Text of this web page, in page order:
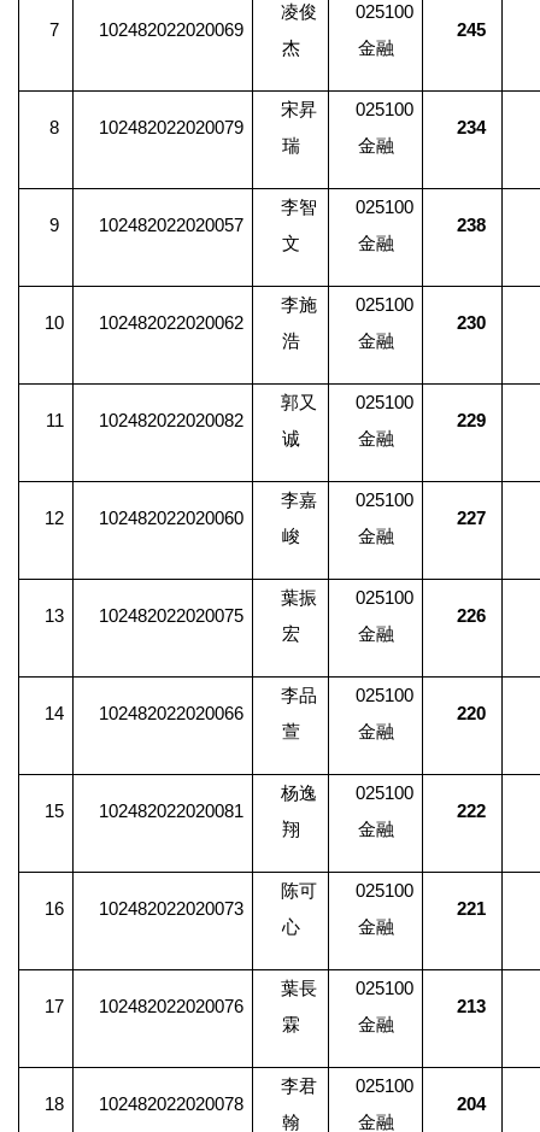
7 102482022020069
凌俊
杰
025100
金融
245
8 102482022020079
宋昇
瑞
025100
金融
234
9 102482022020057
李智
文
025100
金融
238
10 102482022020062
李施
浩
025100
金融
230
11 102482022020082
郭又
诚
025100
金融
229
12 102482022020060
李嘉
峻
025100
金融
227
13 102482022020075
葉振
宏
025100
金融
226
14 102482022020066
李品
萱
025100
金融
220
15 102482022020081
杨逸
翔
025100
金融
222
16 102482022020073
陈可
心
025100
金融
221
17 102482022020076
葉長
霖
025100
金融
213
18 102482022020078
李君
翰
025100
金融
204